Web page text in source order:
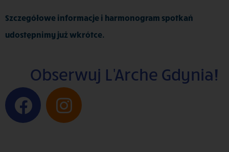
Szczegółowe informacje i harmonogram spotkań
udostępnimy już wkrótce.
Obserwuj L'Arche Gdynia!